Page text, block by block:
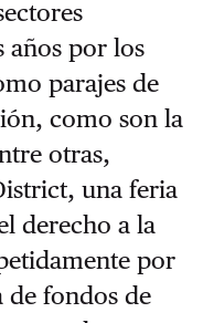
años por los
parajes de
como son la
otras,
una feria
derecho a la
por
de fondos de